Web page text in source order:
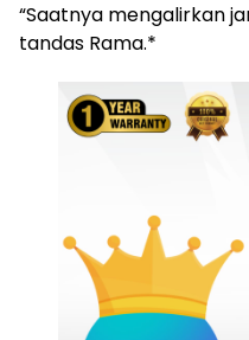
“Saatnya mengalirkan
tandas Rama.*